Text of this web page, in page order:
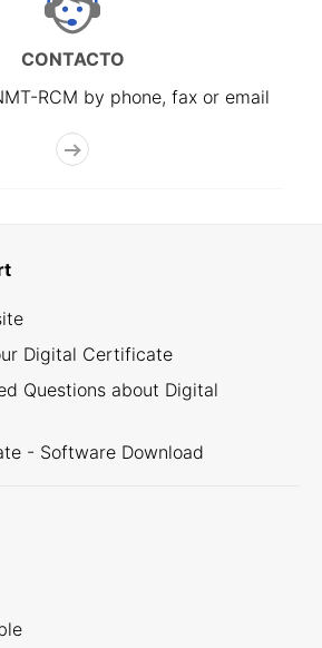
CONTACTO
RCM by phone, fax or email
Digital Certificate
Questions about Digital
- Software Download